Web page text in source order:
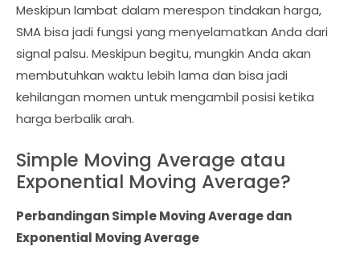
Meskipun lambat dalam merespon tindakan harga,
SMA bisa jadi fungsi yang menyelamatkan Anda dari
signal palsu. Meskipun begitu, mungkin Anda akan
membutuhkan waktu lebih lama dan bisa jadi
kehilangan momen untuk mengambil posisi ketika
harga berbalik arah.
Simple Moving Average atau
Exponential Moving Average?
Perbandingan Simple Moving Average dan
Exponential Moving Average